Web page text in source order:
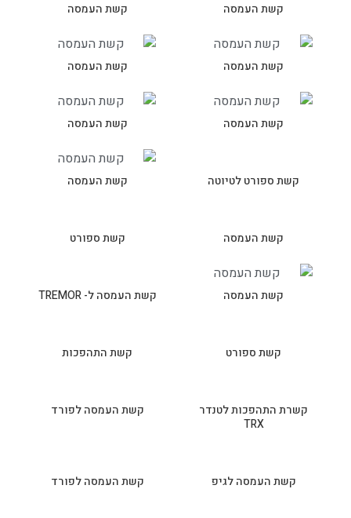
קשת העמסה קשת העמסה
קשת העמסה קשת העמסה
קשת העמסה קשת העמסה
קשת ספורט לטיוטה קשת העמסה
קשת העמסה קשת ספורט
קשת העמסה קשת העמסה ל- TREMOR
קשת ספורט קשת התהפכות
קשרת התהפכות לטנדר
TRX
קשת העמסה לפורד
קשת העמסה לגיפ קשת העמסה לפורד